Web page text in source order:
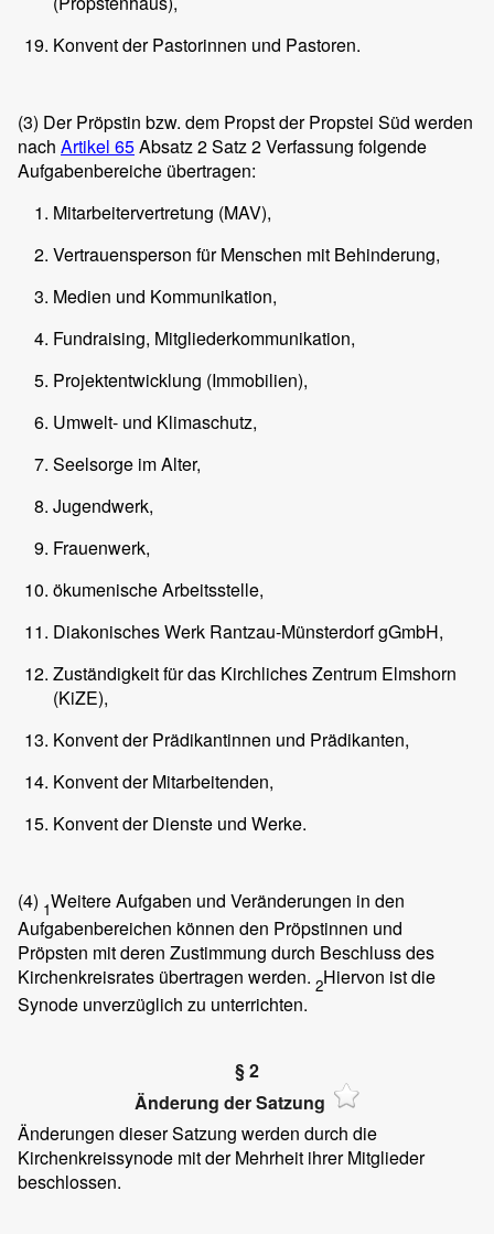
Konvent der Pastorinnen und Pastoren.
(3) Der Pröpstin bzw. dem Propst der Propstei Süd werden
nach Artikel 65Absatz 2 Satz 2 Verfassung folgende
Aufgabenbereiche übertragen:
Mitarbeitervertretung (MAV),
Vertrauensperson für Menschen mit Behinderung,
Medien und Kommunikation,
Fundraising, Mitgliederkommunikation,
Projektentwicklung (Immobilien),
Umwelt- und Klimaschutz,
Seelsorge im Alter,
Jugendwerk,
Frauenwerk,
ökumenische Arbeitsstelle,
Diakonisches Werk Rantzau-Münsterdorf gGmbH,
Zuständigkeit für das Kirchliches Zentrum Elmshorn
(KiZE),
Konvent der Prädikantinnen und Prädikanten,
Konvent der Mitarbeitenden,
Konvent der Dienste und Werke.
(4) 1Weitere Aufgaben und Veränderungen in den
Aufgabenbereichen können den Pröpstinnen und
Pröpsten mit deren Zustimmung durch Beschluss des
Kirchenkreisrates übertragen werden. 2Hiervon ist die
Synode unverzüglich zu unterrichten.
§ 2
Änderung der Satzung
Änderungen dieser Satzung werden durch die
Kirchenkreissynode mit der Mehrheit ihrer Mitglieder
beschlossen.